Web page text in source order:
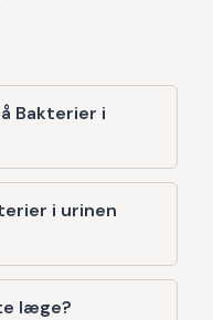
Bakterier i
i urinen
læge?